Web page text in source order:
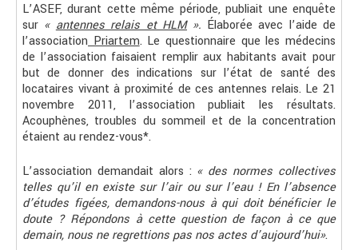
L’ASEF, durant cette même période, publiait une enquête
sur « antennes relais et HLM». Élaborée avec l’aide de
l’association Priartem. Le questionnaire que les médecins
de l’association faisaient remplir aux habitants avait pour
but de donner des indications sur l’état de santé des
locataires vivant à proximité de ces antennes relais. Le 21
novembre 2011, l’association publiait les résultats.
Acouphènes, troubles du sommeil et de la concentration
étaient au rendez-vous*.
L’association demandait alors : « des normes collectives
telles qu’il en existe sur l’air ou sur l’eau ! En l’absence
d’études figées, demandons-nous à qui doit bénéficier le
doute ? Répondons à cette question de façon à ce que
demain, nous ne regrettions pas nos actes d’aujourd’hui».